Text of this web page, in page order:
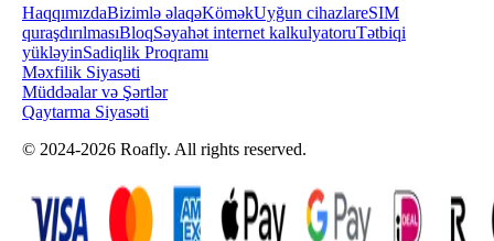
HaqqımızdaBizimlə əlaqəKöməkUyğun cihazlareSIM
quraşdırılmasıBloqSəyahət internet kalkulyatoruTətbiqi
yükləyinSadiqlik Proqramı
Məxfilik Siyasəti
Müddəalar və Şərtlər
Qaytarma Siyasəti
© 2024-2026 Roafly. All rights reserved.